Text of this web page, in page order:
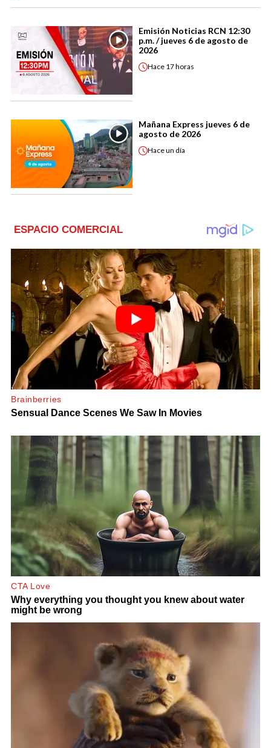
Emisión Noticias RCN 12:30
p.m. / jueves 6 de agosto de
2026
Hace 17 horas
Mañana Express jueves 6 de
agosto de 2026
Haceun día